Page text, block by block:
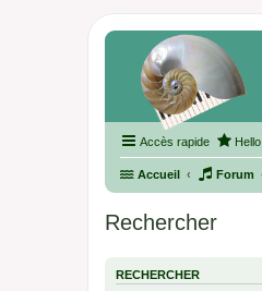
Accès rapide Hello
Accueil Forum
Rechercher
RECHERCHER